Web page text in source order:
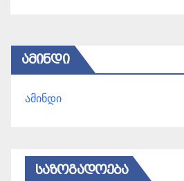
ᲐᲛᲘᲜᲓᲘ
ამინდი
ᲡᲐᲖᲝᲒᲐᲓᲝᲔᲑᲐ